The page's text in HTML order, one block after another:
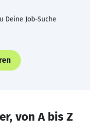
Deine Job-Suche
von A bis Z